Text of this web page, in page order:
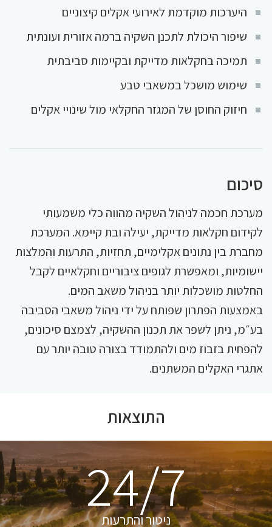
היערכות מוקדמת לאירועי אקלים קיצוניים
שיפור היכולת לתכנן השקיה ברמה אזורית ועונתית
תמיכה בחקלאות מדייקת ובקיימות סביבתית
שימוש מושכל במשאבי טבע
חיזוק החוסן של המגזר החקלאי מול שינויי אקלים
סיכום
מערכת חכמה לניהול השקיה מהווה כלי משמעותי
לקידום חקלאות מדייקת, יעילה ובת קיימא. המערכת
מחברת בין נתונים אקלימיים, תחזיות, התרעות והמלצות
יישומיות, ומאפשרת לגופים ציבוריים וחקלאיים לקבל
החלטות מושכלות יותר בניהול משאב המים.
באמצעות הפתרון שפותח על ידי ניהול משאבי הסביבה
בע״מ, ניתן לשפר את תכנון ההשקיה, לצמצם סיכונים,
להפחית בזבוז מים ולהתמודד בצורה טובה יותר עם
אתגרי האקלים המשתנים.
התוצאות
24/7
ניטור והתרעות